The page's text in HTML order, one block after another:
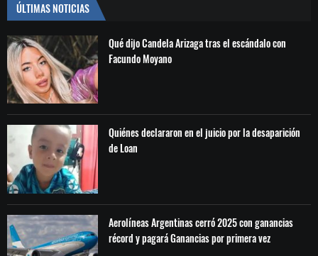
ÚLTIMAS NOTICIAS
Qué dijo Candela Arizaga tras el escándalo con
Facundo Moyano
Quiénes declararon en el juicio por la desaparición
de Loan
Aerolíneas Argentinas cerró 2025 con ganancias
récord y pagará Ganancias por primera vez